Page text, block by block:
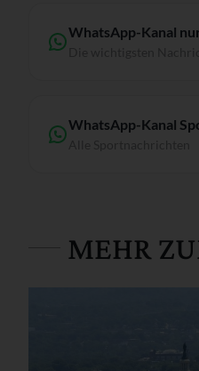
WhatsApp-Kanal
WhatsApp-Kanal
MEHR